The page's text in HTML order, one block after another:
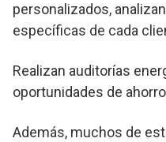
personalizados,
específicas de cada
Realizan auditorías
oportunidades de
Además, muchos de